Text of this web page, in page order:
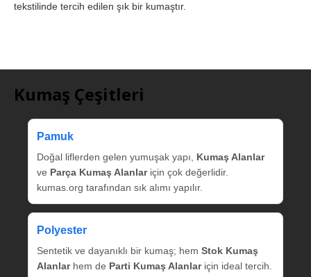
tekstilinde tercih edilen şık bir kumaştır.
Kumaş Çeşitleri
Pamuk
Doğal liflerden gelen yumuşak yapı, Kumaş Alanlar
ve Parça Kumaş Alanlariçin çok değerlidir.
kumas.org tarafından sık alımı yapılır.
Polyester
Sentetik ve dayanıklı bir kumaş; hem Stok Kumaş
Alanlarhem de Parti Kumaş Alanlariçin ideal tercih.